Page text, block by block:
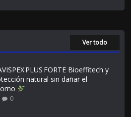
Ver todo
PLUS FORTE Bioeffitech y
natural sin dañar el
0